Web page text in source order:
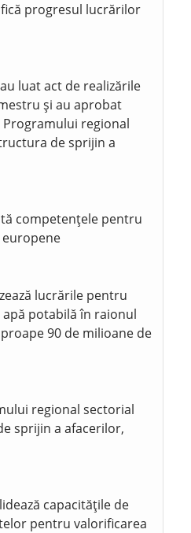
progresul lucrărilor
luat act de realizările
și au aprobat
regional
de sprijin a
competențele pentru
lucrările pentru
potabilă în raionul
90 de milioane de
regional sectorial
sprijin a afacerilor,
capacitățile de
pentru valorificarea